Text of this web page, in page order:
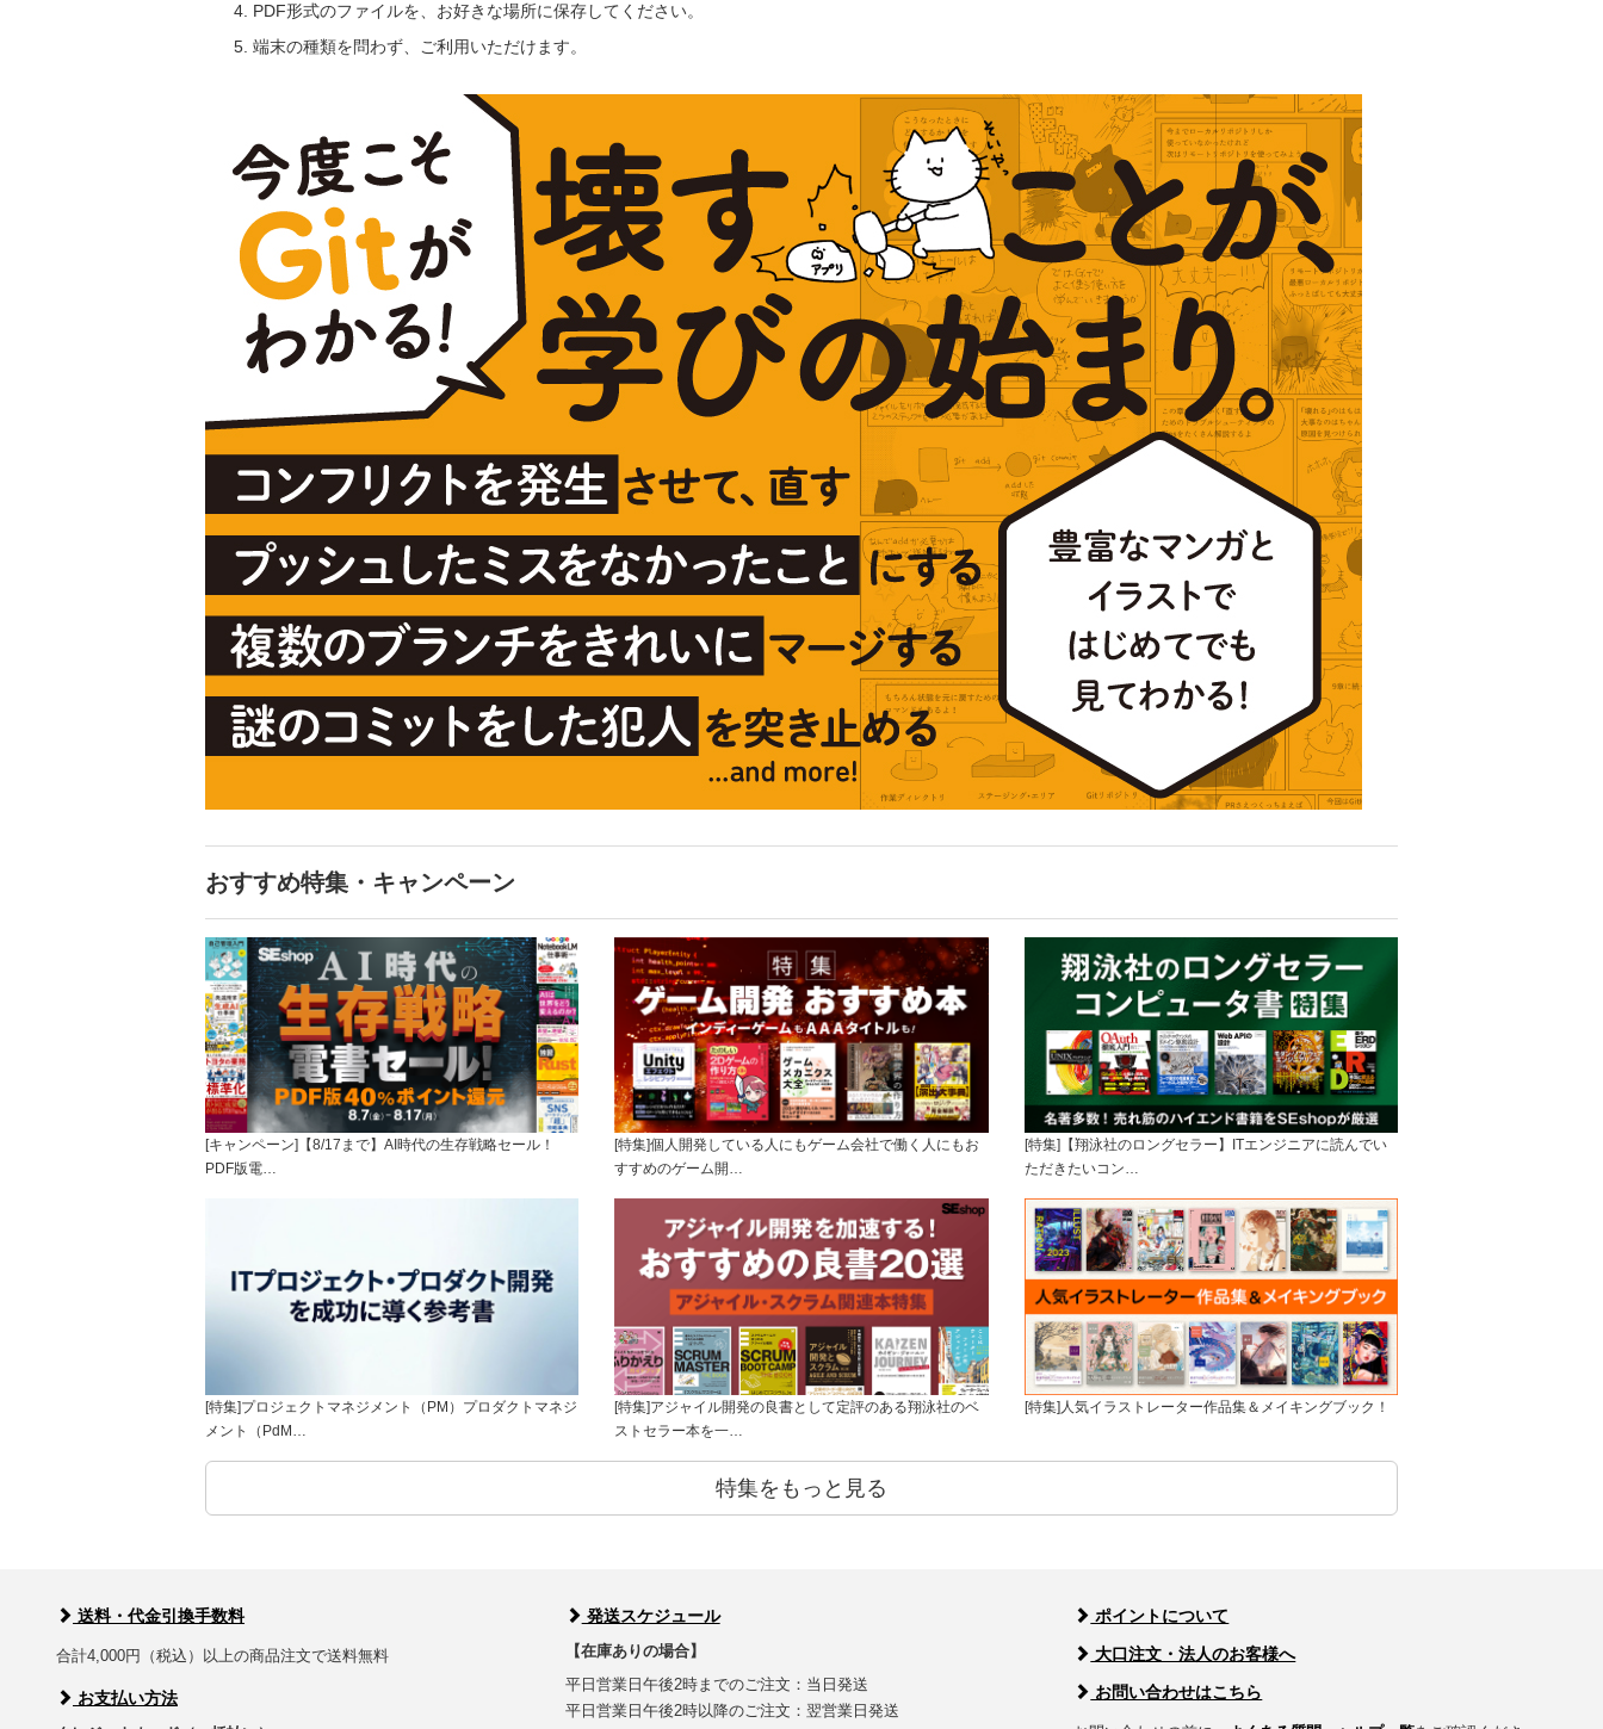
PDF形式のファイルを、お好きな場所に保存してください。
端末の種類を問わず、ご利用いただけます。
おすすめ特集・キャンペーン
[キャンペーン]【8/17まで】AI時代の生存戦略セール！
PDF版電…
[特集]個人開発している人にもゲーム会社で働く人にもお
すすめのゲーム開…
[特集]【翔泳社のロングセラー】ITエンジニアに読んでい
ただきたいコン…
[特集]プロジェクトマネジメント（PM）プロダクトマネジ
メント（PdM…
[特集]アジャイル開発の良書として定評のある翔泳社のベ
ストセラー本を一…
[特集]人気イラストレーター作品集＆メイキングブック！
特集をもっと見る
送料・代金引換手数料
合計4,000円（税込）以上の商品注文で送料無料
お支払い方法
発送スケジュール
【在庫ありの場合】
平日営業日午後2時までのご注文：当日発送
平日営業日午後2時以降のご注文：翌営業日発送
ポイントについて
大口注文・法人のお客様へ
お問い合わせはこちら